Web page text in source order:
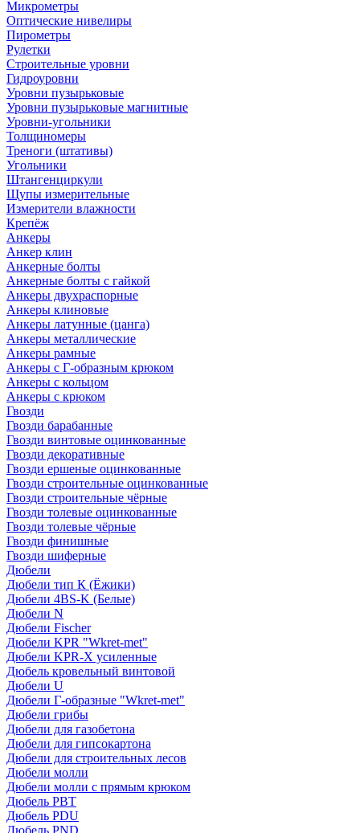
Микрометры
Оптические нивелиры
Пирометры
Рулетки
Строительные уровни
Гидроуровни
Уровни пузырьковые
Уровни пузырьковые магнитные
Уровни-угольники
Толщиномеры
Треноги (штативы)
Угольники
Штангенциркули
Щупы измерительные
Измерители влажности
Крепёж
Анкеры
Анкер клин
Анкерные болты
Анкерные болты с гайкой
Анкеры двухраспорные
Анкеры клиновые
Анкеры латунные (цанга)
Анкеры металлические
Анкеры рамные
Анкеры с Г-образным крюком
Анкеры с кольцом
Анкеры с крюком
Гвозди
Гвозди барабанные
Гвозди винтовые оцинкованные
Гвозди декоративные
Гвозди ершеные оцинкованные
Гвозди строительные оцинкованные
Гвозди строительные чёрные
Гвозди толевые оцинкованные
Гвозди толевые чёрные
Гвозди финишные
Гвозди шиферные
Дюбели
Дюбели тип К (Ёжики)
Дюбели 4BS-K (Белые)
Дюбели N
Дюбели Fischer
Дюбели KPR "Wkret-met"
Дюбели KPR-Х усиленные
Дюбель кровельный винтовой
Дюбели U
Дюбели Г-образные "Wkret-met"
Дюбели грибы
Дюбели для газобетона
Дюбели для гипсокартона
Дюбели для строительных лесов
Дюбели молли
Дюбели молли с прямым крюком
Дюбель PBT
Дюбель PDU
Дюбель PND